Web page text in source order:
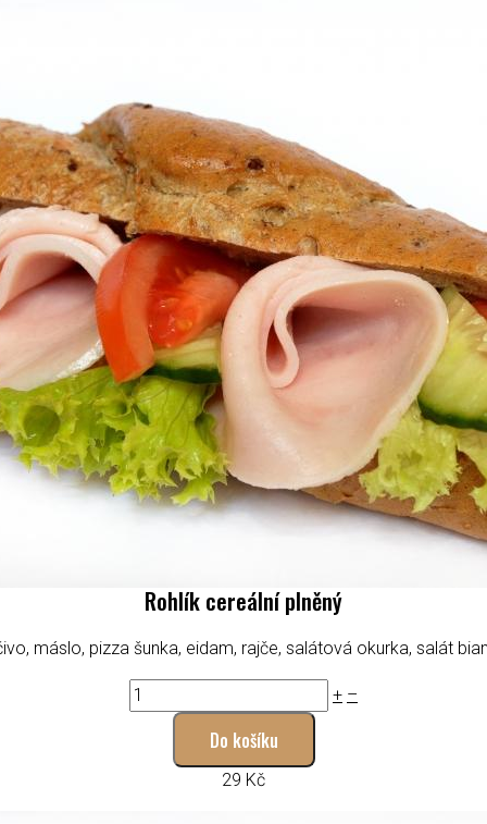
Rohlík cereální plněný
máslo, pizza šunka, eidam, rajče, salátová okurka, salát
+ –
Do košíku
29 Kč